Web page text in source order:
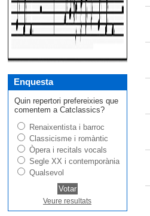
Enquesta
Quin repertori prefereixies que
comentem a Catclassics?
Renaixentista i barroc
Classicisme i romàntic
Òpera i recitals vocals
Segle XX i contemporània
Qualsevol
Veure resultats